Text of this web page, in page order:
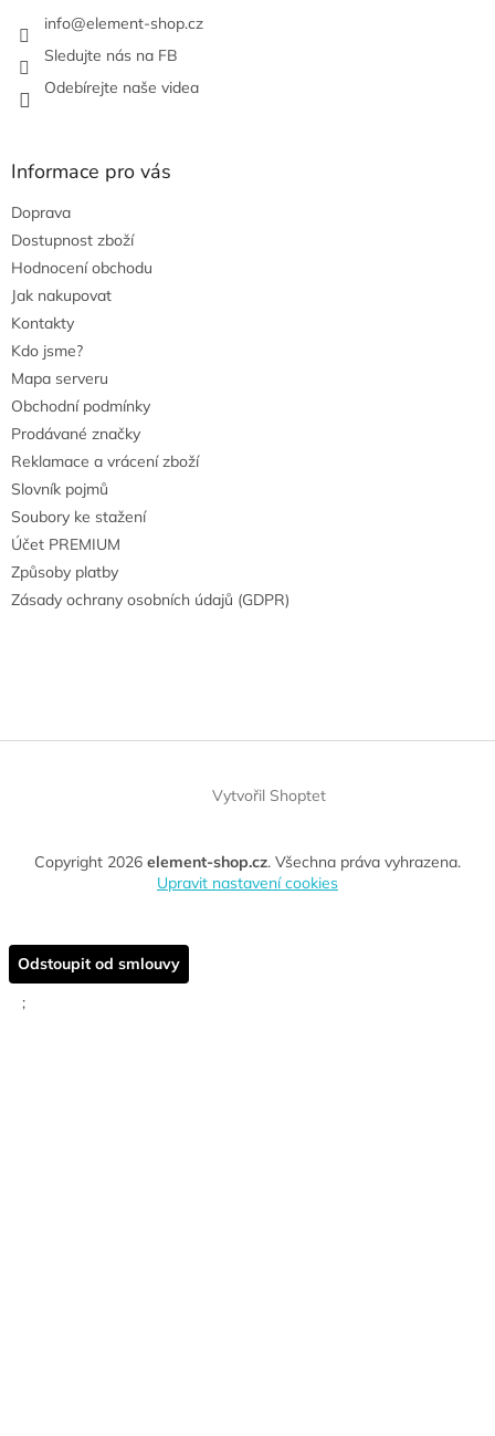
info@element-shop.cz
Sledujte nás na FB
Odebírejte naše videa
Informace pro vás
Doprava
Dostupnost zboží
Hodnocení obchodu
Jak nakupovat
Kontakty
Kdo jsme?
Mapa serveru
Obchodní podmínky
Prodávané značky
Reklamace a vrácení zboží
Slovník pojmů
Soubory ke stažení
Účet PREMIUM
Způsoby platby
Zásady ochrany osobních údajů (GDPR)
Vytvořil Shoptet
Copyright 2026 element-shop.cz. Všechna práva vyhrazena.
Upravit nastavení cookies
Odstoupit od smlouvy
;